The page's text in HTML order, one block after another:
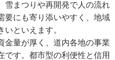
雪まつりや再開発で人の流れ
要にも寄り添いやすく、地域
といえます。
金量が厚く、道内各地の事業
です。都市型の利便性と信用